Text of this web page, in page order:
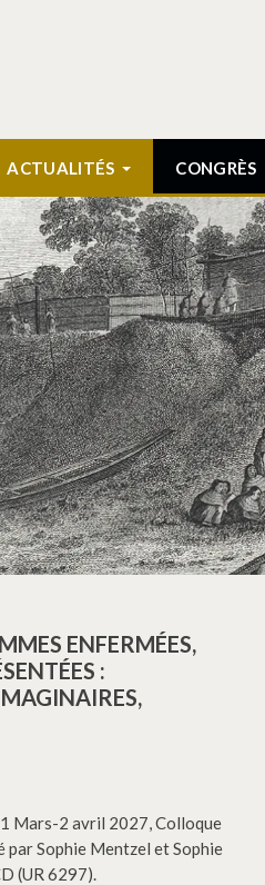
ACTUALITÉS CONGRÈS
ENFERMÉES,
:
Mars-2 avril 2027, Colloque
Sophie Mentzel et Sophie
(UR 6297).